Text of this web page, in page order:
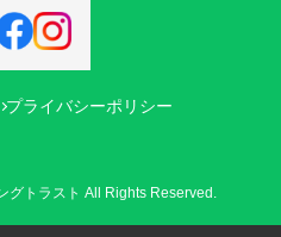
プライバシーポリシー
グトラスト All Rights Reserved.